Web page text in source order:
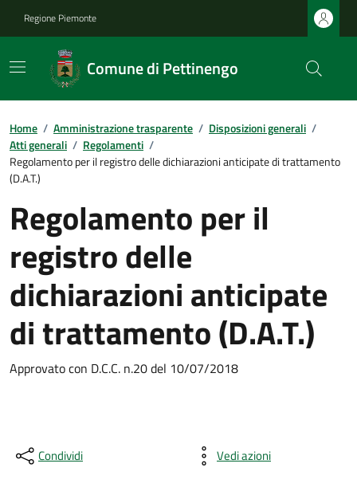
Regione Piemonte
Comune di Pettinengo
Home / Amministrazione trasparente / Disposizioni generali /
Atti generali / Regolamenti /
Regolamento per il registro delle dichiarazioni anticipate di trattamento
(D.A.T.)
Regolamento per il
registro delle
dichiarazioni anticipate
di trattamento (D.A.T.)
Approvato con D.C.C. n.20 del 10/07/2018
Condividi Vedi azioni